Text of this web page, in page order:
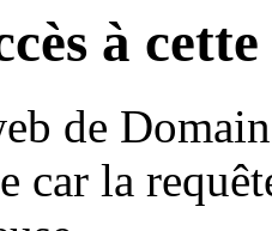
à
de
car la